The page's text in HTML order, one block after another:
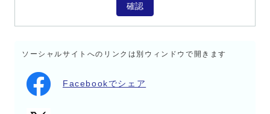
確認
ソーシャルサイトへのリンクは別ウィンドウで開きます
Facebookでシェア